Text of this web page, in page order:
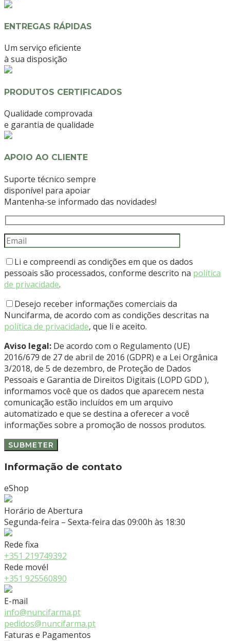
ENTREGAS RÁPIDAS
Um serviço eficiente
à sua disposição
PRODUTOS CERTIFICADOS
Qualidade comprovada
e garantia de qualidade
APOIO AO CLIENTE
Suporte técnico sempre
disponível para apoiar
Mantenha-se informado das novidades!
Li e compreendi as condições em que os dados
pessoais são processados, conforme descrito na política
de privacidade.
Desejo receber informações comerciais da
Nuncifarma, de acordo com as condições descritas na
política de privacidade, que li e aceito.
Aviso legal: De acordo com o Regulamento (UE)
2016/679 de 27 de abril de 2016 (GDPR) e a Lei Orgânica
3/2018, de 5 de dezembro, de Proteção de Dados
Pessoais e Garantia de Direitos Digitais (LOPD GDD ),
informamos você que os dados que aparecem nesta
comunicação estão incluídos em um arquivo
automatizado e que se destina a oferecer a você
informações sobre a promoção de nossos produtos.
Informação de contato
eShop
Horário de Abertura
Segunda-feira – Sexta-feira das 09:00h às 18:30
Rede fixa
+351 219749392
Rede movél
+351 925560890
E-mail
info@nuncifarma.pt
pedidos@nuncifarma.pt
Faturas e Pagamentos